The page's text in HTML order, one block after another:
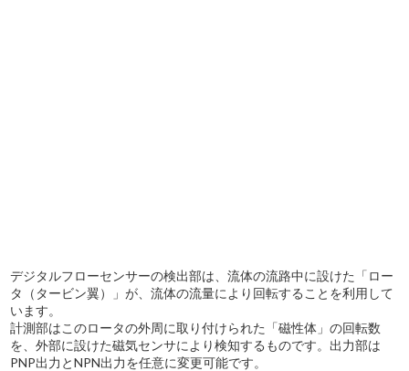
デジタルフローセンサーの検出部は、流体の流路中に設けた「ロー
タ（タービン翼）」が、流体の流量により回転することを利用して
います。
計測部はこのロータの外周に取り付けられた「磁性体」の回転数
を、外部に設けた磁気センサにより検知するものです。出力部は
PNP出力とNPN出力を任意に変更可能です。